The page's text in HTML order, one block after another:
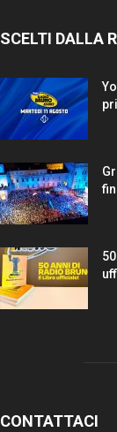
SCELTI DALLA
CONTATTACI